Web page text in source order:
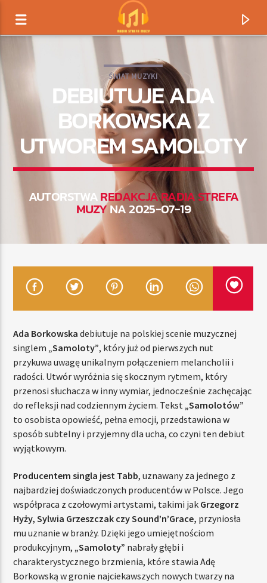
TYTUŁ
RADIO STREFA MUZY
00:00 21:00
Radio Strefa Muzy
ŚWIAT MUZYKI
DEBIUTUJE ADA
BORKOWSKA Z
UTWOREM SAMOLOTY
AUTORSTWAREDAKCJA RADIA STREFA
MUZYNA 2025-07-19
Ada Borkowska debiutuje na polskiej scenie muzycznej
singlem „Samoloty”, który już od pierwszych nut
przykuwa uwagę unikalnym połączeniem melancholii i
radości. Utwór wyróżnia się skocznym rytmem, który
przenosi słuchacza w inny wymiar, jednocześnie zachęcając
do refleksji nad codziennym życiem. Tekst „Samolotów”
to osobista opowieść, pełna emocji, przedstawiona w
sposób subtelny i przyjemny dla ucha, co czyni ten debiut
wyjątkowym.
Producentem singla jest Tabb, uznawany za jednego z
najbardziej doświadczonych producentów w Polsce. Jego
współpraca z czołowymi artystami, takimi jak Grzegorz
Hyży, Sylwia Grzeszczak czy Sound’n’Grace, przyniosła
mu uznanie w branży. Dzięki jego umiejętnościom
produkcyjnym, „Samoloty” nabrały głębi i
charakterystycznego brzmienia, które stawia Adę
Borkowską w gronie najciekawszych nowych twarzy na